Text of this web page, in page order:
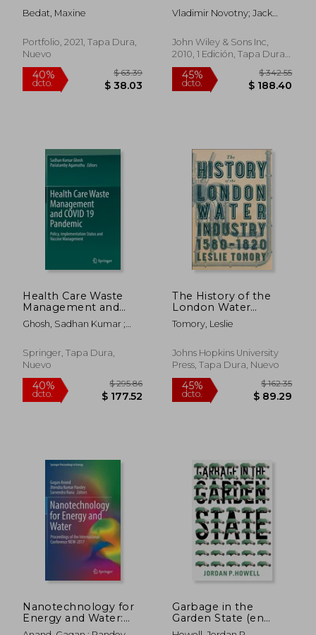
40% 40%
dcto.
40% 45%
Garment (en Inglés)
Bedat, Maxine
Portfolio, 2021, Tapa Dura,
Nuevo
Communities:
Planning,
Building the Next
Urban Environment
Vladimir Novotny; Jack
John Wiley & Sons Inc,
2010, 1 Edición, Tapa Dura,
Nuevo
Health Care Waste
Management and
Covid 19 Pandemic:
Policy,
Status and Vaccine
Management (en
Ghosh, Sadhan Kumar ;
Springer, Tapa Dura,
Nuevo
The History of the
London Water
Industry, 1580-1820
(en Inglés)
Tomory, Leslie
Johns Hopkins University
Press, Tapa Dura, Nuevo
Nanotechnology for
Energy and Water:
Proceedings of the
Garbage in the
Garden State (en
Inglés)